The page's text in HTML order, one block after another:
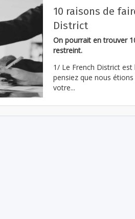
10 raisons de
District
On pourrait en trouver
restreint.
1/ Le French District
pensiez que nous
votre...